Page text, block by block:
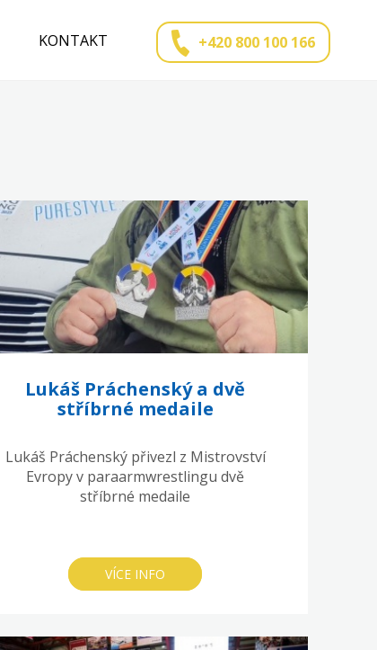
KONTAKT +420 800 100 166
Lukáš Práchenský a dvě
stříbrné medaile
Lukáš Práchenský přivezl z Mistrovství
Evropy v paraarmwrestlingu dvě
stříbrné medaile
VÍCE INFO